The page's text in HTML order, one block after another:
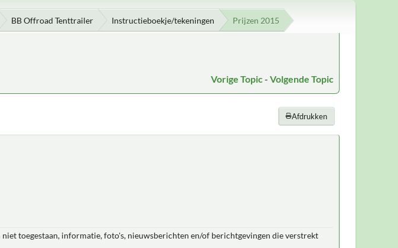
BB Offroad Tenttrailer Instructieboekje/tekeningen Prijzen 2015
Vorige Topic - Volgende Topic
Afdrukken
toegestaan, informatie, foto's, nieuwsberichten en/of berichtgevingen die verstrekt